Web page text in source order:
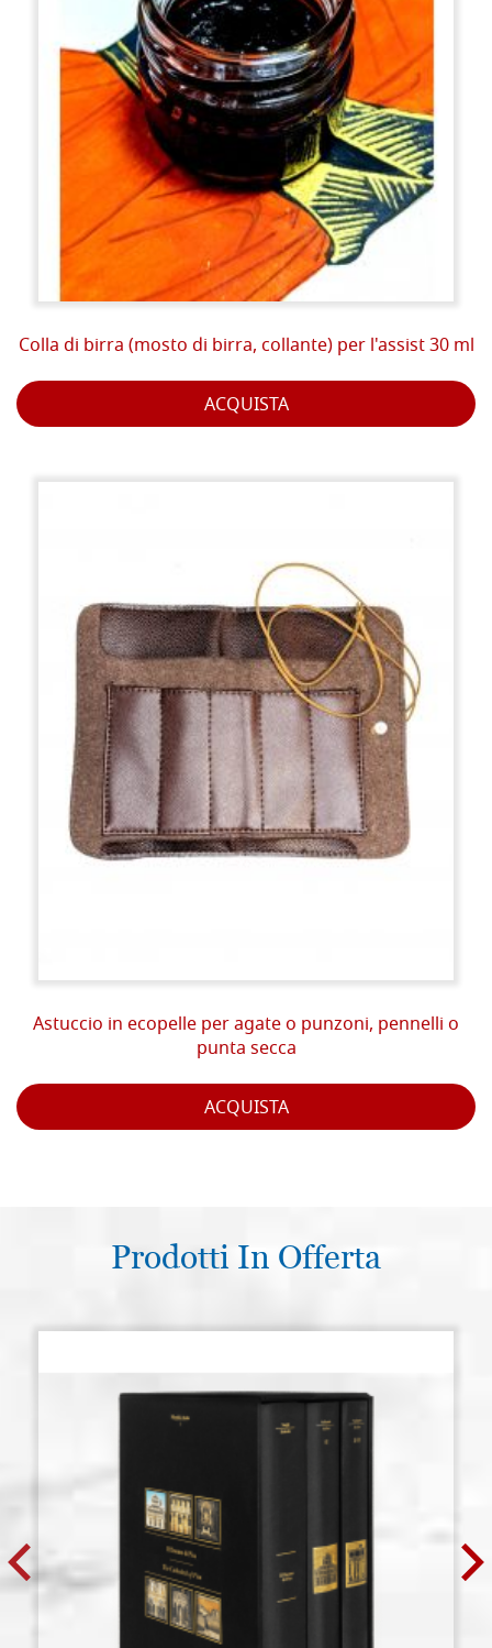
Colla di birra (mosto di birra, collante) per l'assist 30 ml
ACQUISTA
Astuccio in ecopelle per agate o punzoni, pennelli o
punta secca
ACQUISTA
Prodotti In Offerta